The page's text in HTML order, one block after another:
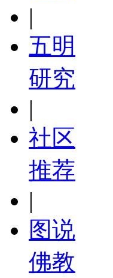
|
五明
研究
|
社区
推荐
|
图说
佛教